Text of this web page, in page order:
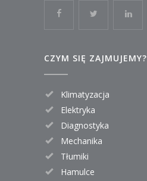
CZYM SIĘ ZAJMUJEMY?
Klimatyzacja
Elektryka
Diagnostyka
Mechanika
Tłumiki
Hamulce